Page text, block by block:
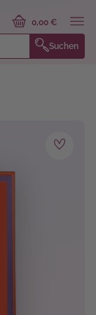
Suchen
0,00 €